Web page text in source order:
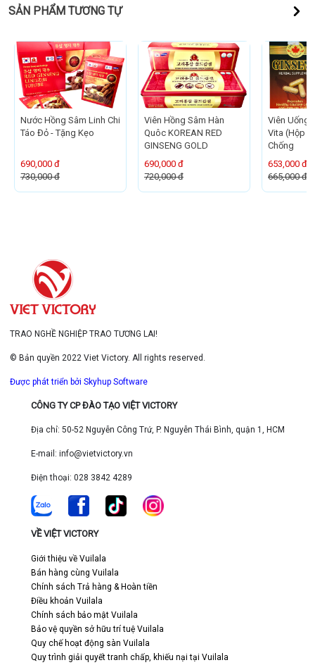
SẢN PHẨM TƯƠNG TỰ
Nước Hồng Sâm Linh Chi
Táo Đỏ - Tặng Kẹo
690,000 đ
730,000 đ
Viên Hồng Sâm Hàn
Quôc KOREAN RED
GINSENG GOLD
690,000 đ
720,000 đ
Viên Uống
Vita (Hộp
Chống
653,000 đ
665,000 đ
TRAO NGHỀ NGHIỆP TRAO TƯƠNG LAI!
© Bản quyền 2022 Viet Victory. All rights reserved.
Được phát triển bởi Skyhup Software
CÔNG TY CP ĐÀO TẠO VIỆT VICTORY
Địa chỉ: 50-52 Nguyễn Công Trứ, P. Nguyễn Thái Bình, quận 1, HCM
E-mail: info@vietvictory.vn
Điện thoại: 028 3842 4289
VỀ VIỆT VICTORY
Giới thiệu về Vuilala
Bán hàng cùng Vuilala
Chính sách Trả hàng & Hoàn tiền
Điều khoản Vuilala
Chính sách bảo mật Vuilala
Bảo vệ quyền sở hữu trí tuệ Vuilala
Quy chế hoạt động sàn Vuilala
Quy trình giải quyết tranh chấp, khiếu nại tại Vuilala